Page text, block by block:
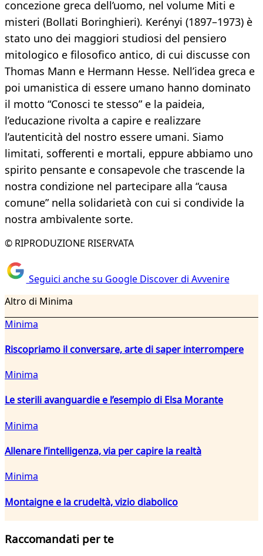
concezione greca dell’uomo, nel volume Miti e
misteri (Bollati Boringhieri). Kerényi (1897–1973) è
stato uno dei maggiori studiosi del pensiero
mitologico e filosofico antico, di cui discusse con
Thomas Mann e Hermann Hesse. Nell’idea greca e
poi umanistica di essere umano hanno dominato
il motto “Conosci te stesso” e la paideia,
l’educazione rivolta a capire e realizzare
l’autenticità del nostro essere umani. Siamo
limitati, sofferenti e mortali, eppure abbiamo uno
spirito pensante e consapevole che trascende la
nostra condizione nel partecipare alla “causa
comune” nella solidarietà con cui si condivide la
nostra ambivalente sorte.
© RIPRODUZIONE RISERVATA
Seguici anche su Google Discover di Avvenire
Altro di Minima
Minima
Riscopriamo il conversare, arte di saper interrompere
Minima
Le sterili avanguardie e l’esempio di Elsa Morante
Minima
Allenare l’intelligenza, via per capire la realtà
Minima
Montaigne e la crudeltà, vizio diabolico
Raccomandati per te